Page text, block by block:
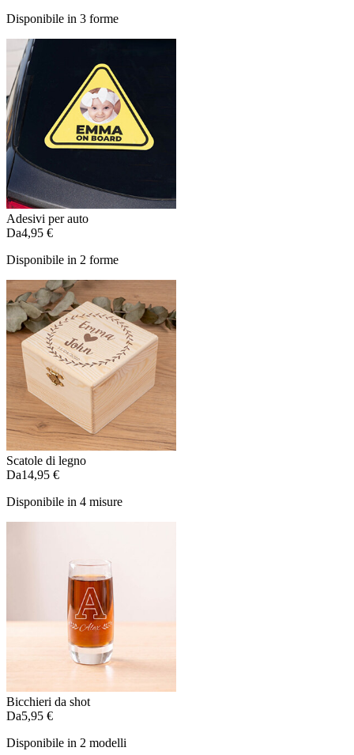
Disponibile in 3 forme
Adesivi per auto
Da4,95 €
Disponibile in 2 forme
Scatole di legno
Da14,95 €
Disponibile in 4 misure
Bicchieri da shot
Da5,95 €
Disponibile in 2 modelli